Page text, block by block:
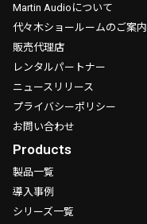
Martin Audioについて
代々木ショールームのご案内
販売代理店
レンタルパートナー
ニュースリリース
プライバシーポリシー
お問い合わせ
Products
製品一覧
導入事例
シリーズ一覧